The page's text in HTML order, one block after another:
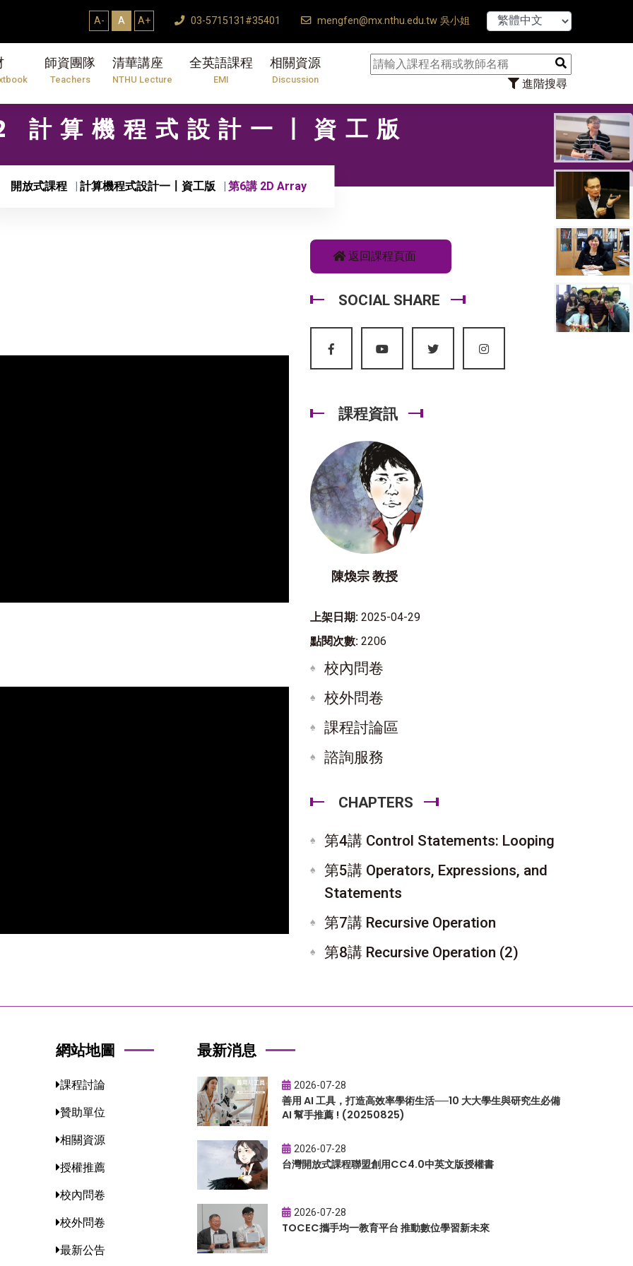
A- A A+ 03-5715131#35401 mengfen@mx.nthu.edu.tw 吳小姐
師資團隊
Teachers
清華講座
NTHU Lecture
全英語課程
EMI
相關資源
Discussion 進階搜尋
【7/31】
算機程式設計一〡資工版
開放式課程 計算機程式設計一〡資工版 第6講 2D Array
返回課程頁面
SOCIAL SHARE
課程資訊
陳煥宗 教授
上架日期: 2025-04-29
點閱次數: 2206
校內問卷
校外問卷
課程討論區
諮詢服務
CHAPTERS
第4講 Control Statements: Looping
第5講 Operators, Expressions, and
Statements
第7講 Recursive Operation
第8講 Recursive Operation (2)
網站地圖
課程討論
贊助單位
相關資源
授權推薦
校內問卷
校外問卷
最新公告
最新消息
2026-07-28
善用 AI 工具，打造高效率學術生活──10 大大學生與研究生必備
AI 幫手推薦 ! (20250825)
2026-07-28
台灣開放式課程聯盟創用CC4.0中英文版授權書
2026-07-28
TOCEC攜手均一教育平台 推動數位學習新未來